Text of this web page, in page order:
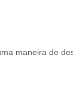
maneira de